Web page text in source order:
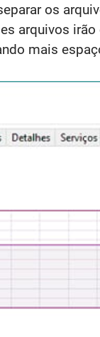
os
arquivos
mais